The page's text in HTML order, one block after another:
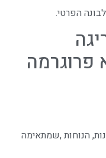
הפרטי.
פרוגרמה
הנוחות ,שמתאימה